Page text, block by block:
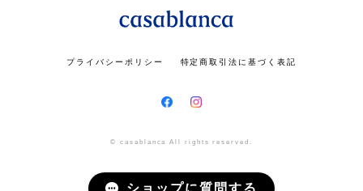
プライバシーポリシー 特定商取引法に基づく表記
© casablanca All rights reserved.
ショップに質問する